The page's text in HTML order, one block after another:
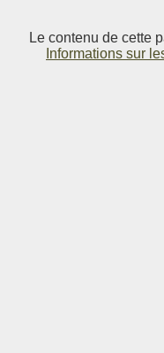
Le contenu de cette
Informations sur